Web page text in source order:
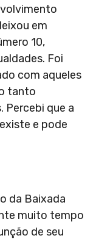
em
10,
Foi
com aqueles
tanto
Percebi que a
e pode
da Baixada
muito tempo
de seu